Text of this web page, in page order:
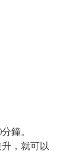
鐘。
，就可以